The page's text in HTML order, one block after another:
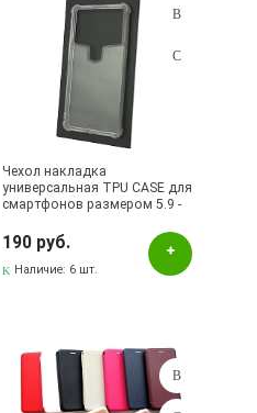
Чехол накладка
универсальная TPU CASE для
смартфонов размером 5.9 -
прозрачный.
190 руб.
Наличие: 6 шт.